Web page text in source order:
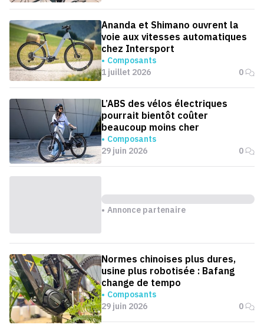
Ananda et Shimano ouvrent la
voie aux vitesses automatiques
chez Intersport
Composants
1 juillet 2026
0
L’ABS des vélos électriques
pourrait bientôt coûter
beaucoup moins cher
Composants
29 juin 2026
0
Annonce partenaire
Normes chinoises plus dures,
usine plus robotisée : Bafang
change de tempo
Composants
29 juin 2026
0